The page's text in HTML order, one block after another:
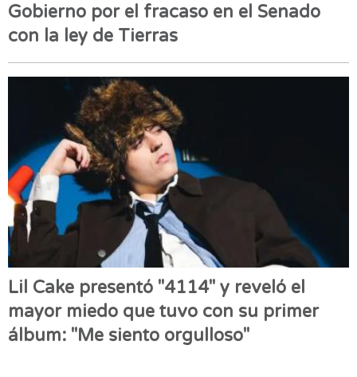
Gobierno por el fracaso en el Senado
con la ley de Tierras
Lil Cake presentó "4114" y reveló el
mayor miedo que tuvo con su primer
álbum: "Me siento orgulloso"